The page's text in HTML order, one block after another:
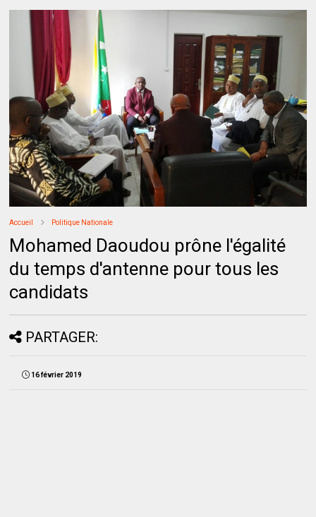
Accueil Politique Nationale
Mohamed Daoudou prône l'égalité
du temps d'antenne pour tous les
candidats
PARTAGER:
16 février 2019